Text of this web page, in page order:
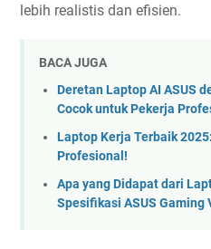
lebih realistis dan efisien.
BACA JUGA
Deretan Laptop AI ASUS
Cocok untuk Pekerja
Laptop Kerja Terbaik
Profesional!
Apa yang Didapat dari
Spesifikasi ASUS Gaming